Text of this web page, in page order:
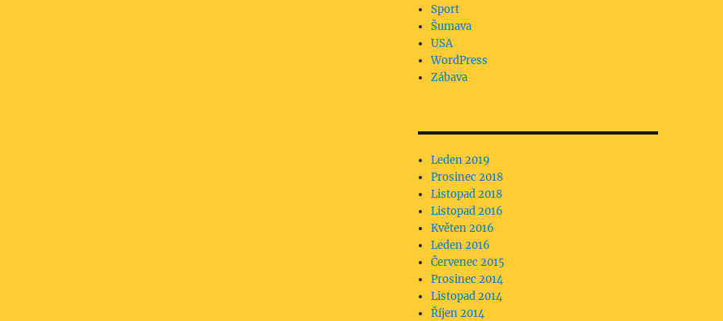
Sport
Šumava
USA
WordPress
Zábava
Leden 2019
Prosinec 2018
Listopad 2018
Listopad 2016
Květen 2016
Leden 2016
Červenec 2015
Prosinec 2014
Listopad 2014
Říjen 2014